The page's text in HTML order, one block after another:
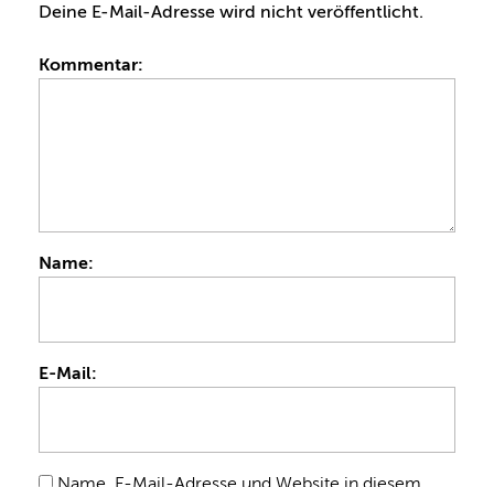
Deine E-Mail-Adresse wird nicht veröffentlicht.
Kommentar:
Name:
E-Mail: